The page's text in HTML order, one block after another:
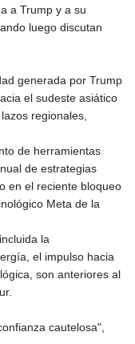
a Trump y a su
luego discutan
generada por Trump
el sudeste asiático
regionales,
de herramientas
de estrategias
en el reciente bloqueo
Meta de la
la
el impulso hacia
son anteriores al
cautelosa",